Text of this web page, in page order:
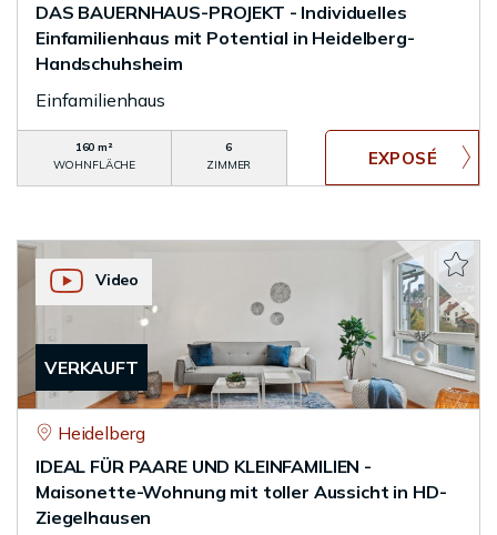
DAS BAUERNHAUS-PROJEKT - Individuelles
Einfamilienhaus mit Potential in Heidelberg-
Handschuhsheim
Einfamilienhaus
160 m²
WOHNFLÄCHE
6
ZIMMER
VERKAUFT
Video
Heidelberg
IDEAL FÜR PAARE UND KLEINFAMILIEN -
Maisonette-Wohnung mit toller Aussicht in HD-
Ziegelhausen